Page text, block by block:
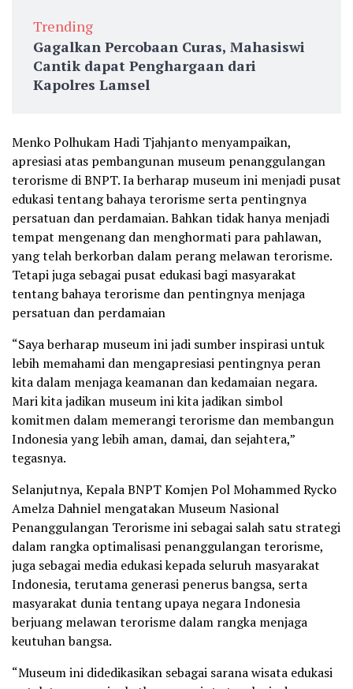
Trending
Gagalkan Percobaan Curas, Mahasiswi
Cantik dapat Penghargaan dari
Kapolres Lamsel
Menko Polhukam Hadi Tjahjanto menyampaikan,
apresiasi atas pembangunan museum penanggulangan
terorisme di BNPT. Ia berharap museum ini menjadi pusat
edukasi tentang bahaya terorisme serta pentingnya
persatuan dan perdamaian. Bahkan tidak hanya menjadi
tempat mengenang dan menghormati para pahlawan,
yang telah berkorban dalam perang melawan terorisme.
Tetapi juga sebagai pusat edukasi bagi masyarakat
tentang bahaya terorisme dan pentingnya menjaga
persatuan dan perdamaian
“Saya berharap museum ini jadi sumber inspirasi untuk
lebih memahami dan mengapresiasi pentingnya peran
kita dalam menjaga keamanan dan kedamaian negara.
Mari kita jadikan museum ini kita jadikan simbol
komitmen dalam memerangi terorisme dan membangun
Indonesia yang lebih aman, damai, dan sejahtera,”
tegasnya.
Selanjutnya, Kepala BNPT Komjen Pol Mohammed Rycko
Amelza Dahniel mengatakan Museum Nasional
Penanggulangan Terorisme ini sebagai salah satu strategi
dalam rangka optimalisasi penanggulangan terorisme,
juga sebagai media edukasi kepada seluruh masyarakat
Indonesia, terutama generasi penerus bangsa, serta
masyarakat dunia tentang upaya negara Indonesia
berjuang melawan terorisme dalam rangka menjaga
keutuhan bangsa.
“Museum ini didedikasikan sebagai sarana wisata edukasi